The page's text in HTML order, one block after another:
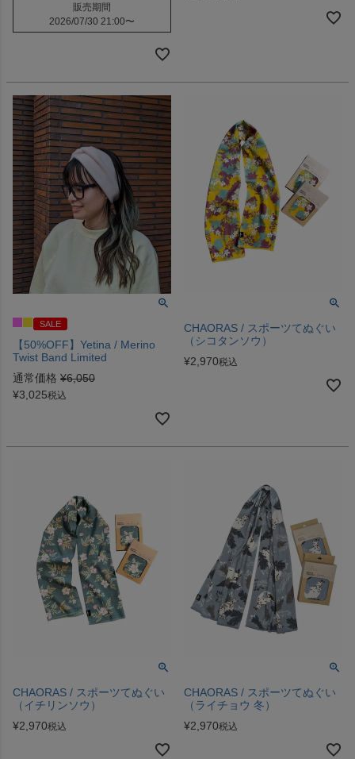
販売期間
2026/07/30 21:00〜
SALE
【50%OFF】Yetina / Merino
Twist Band Limited
通常価格 ¥6,050
¥3,025税込
CHAORAS / スポーツてぬぐい
（シコタンソウ）
¥2,970税込
CHAORAS / スポーツてぬぐい
（イチリンソウ）
¥2,970税込
CHAORAS / スポーツてぬぐい
（ライチョウ 冬）
¥2,970税込